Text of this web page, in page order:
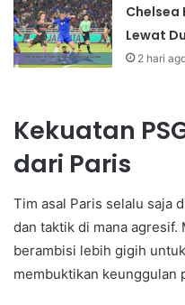
Chelsea
Lewat
2 hari
Kekuatan
dari Paris
Tim asal Paris selalu saja
dan taktik di mana
berambisi lebih gigih
membuktikan keunggulan